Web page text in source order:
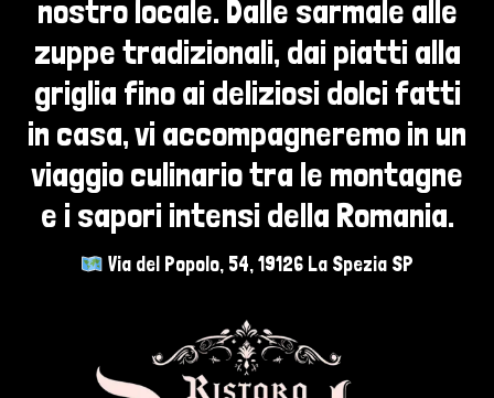
nostro locale. Dalle sarmale alle
zuppe tradizionali, dai piatti alla
griglia fino ai deliziosi dolci fatti
in casa, vi accompagneremo in un
viaggio culinario tra le montagne
e i sapori intensi della Romania.
Via del Popolo, 54, 19126 La Spezia SP